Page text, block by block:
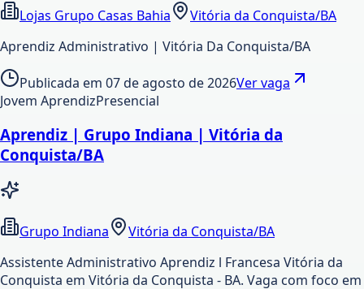
Lojas Grupo Casas Bahia
Vitória da Conquista/BA
Aprendiz Administrativo | Vitória Da Conquista/BA
Publicada em 07 de agosto de 2026Ver vaga
Jovem AprendizPresencial
Aprendiz | Grupo Indiana | Vitória da
Conquista/BA
Grupo Indiana
Vitória da Conquista/BA
Assistente Administrativo Aprendiz l Francesa Vitória da
Conquista em Vitória da Conquista - BA. Vaga com foco em